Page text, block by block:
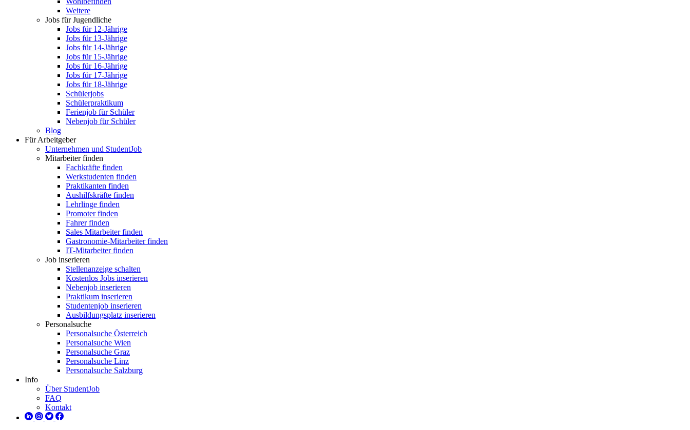
Weitere
Jobs für Jugendliche
Jobs für 12-Jährige
Jobs für 13-Jährige
Jobs für 14-Jährige
Jobs für 15-Jährige
Jobs für 16-Jährige
Jobs für 17-Jährige
Jobs für 18-Jährige
Schülerjobs
Schülerpraktikum
Ferienjob für Schüler
Nebenjob für Schüler
Blog
Für Arbeitgeber
Unternehmen und StudentJob
Mitarbeiter finden
Fachkräfte finden
Werkstudenten finden
Praktikanten finden
Aushilfskräfte finden
Lehrlinge finden
Promoter finden
Fahrer finden
Sales Mitarbeiter finden
Gastronomie-Mitarbeiter finden
IT-Mitarbeiter finden
Job inserieren
Stellenanzeige schalten
Kostenlos Jobs inserieren
Nebenjob inserieren
Praktikum inserieren
Studentenjob inserieren
Ausbildungsplatz inserieren
Personalsuche
Personalsuche Österreich
Personalsuche Wien
Personalsuche Graz
Personalsuche Linz
Personalsuche Salzburg
Info
Über StudentJob
FAQ
Kontakt